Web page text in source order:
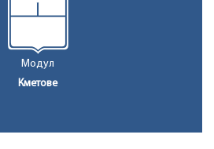
Модул
Кметове